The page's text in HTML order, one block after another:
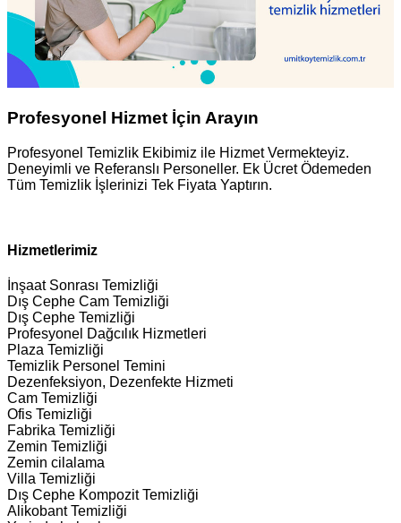
Profesyonel Hizmet İçin Arayın
Profesyonel Temizlik Ekibimiz ile Hizmet Vermekteyiz.
Deneyimli ve Referanslı Personeller. Ek Ücret Ödemeden
Tüm Temizlik İşlerinizi Tek Fiyata Yaptırın.
Hizmetlerimiz
İnşaat Sonrası Temizliği
Dış Cephe Cam Temizliği
Dış Cephe Temizliği
Profesyonel Dağcılık Hizmetleri
Plaza Temizliği
Temizlik Personel Temini
Dezenfeksiyon, Dezenfekte Hizmeti
Cam Temizliği
Ofis Temizliği
Fabrika Temizliği
Zemin Temizliği
Zemin cilalama
Villa Temizliği
Dış Cephe Kompozit Temizliği
Alikobant Temizliği